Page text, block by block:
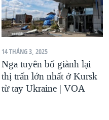
14 THÁNG 3, 2025
Nga tuyên bố giành lại
thị trấn lớn nhất ở Kursk
từ tay Ukraine | VOA